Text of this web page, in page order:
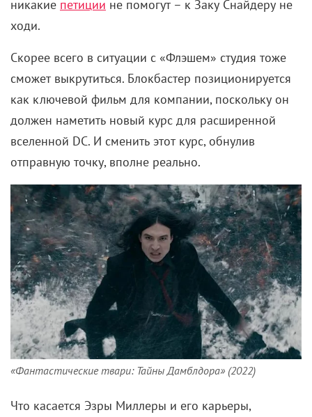
никакие петиции не помогут – к Заку Снайдеру не
ходи.
Скорее всего в ситуации с «Флэшем» студия тоже
сможет выкрутиться. Блокбастер позиционируется
как ключевой фильм для компании, поскольку он
должен наметить новый курс для расширенной
вселенной DC. И сменить этот курс, обнулив
отправную точку, вполне реально.
«Фантастические твари: Тайны Дамблдора» (2022)
Что касается Эзры Миллеры и его карьеры,